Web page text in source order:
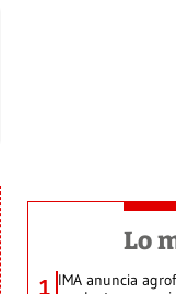
Lo
1 IMA anuncia